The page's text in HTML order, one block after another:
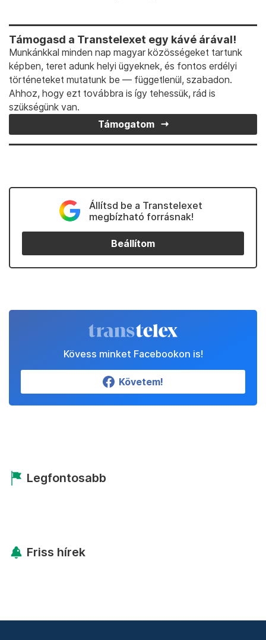
Támogasd a Transtelexet egy kávé árával!
Munkánkkal minden nap magyar közösségeket tartunk
képben, teret adunk helyi ügyeknek, és fontos erdélyi
történeteket mutatunk be — függetlenül, szabadon.
Ahhoz, hogy ezt továbbra is így tehessük, rád is
szükségünk van.
Támogatom
Állítsd be a Transtelexet
megbízható forrásnak!
Beállítom
Kövess minket Facebookon is!
Követem!
Legfontosabb
Friss hírek